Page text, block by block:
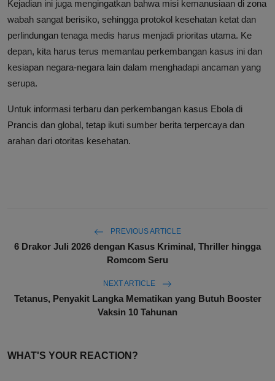
Kejadian ini juga mengingatkan bahwa misi kemanusiaan di zona
wabah sangat berisiko, sehingga protokol kesehatan ketat dan
perlindungan tenaga medis harus menjadi prioritas utama. Ke
depan, kita harus terus memantau perkembangan kasus ini dan
kesiapan negara-negara lain dalam menghadapi ancaman yang
serupa.
Untuk informasi terbaru dan perkembangan kasus Ebola di
Prancis dan global, tetap ikuti sumber berita terpercaya dan
arahan dari otoritas kesehatan.
PREVIOUS ARTICLE
6 Drakor Juli 2026 dengan Kasus Kriminal, Thriller hingga
Romcom Seru
NEXT ARTICLE
Tetanus, Penyakit Langka Mematikan yang Butuh Booster
Vaksin 10 Tahunan
WHAT'S YOUR REACTION?